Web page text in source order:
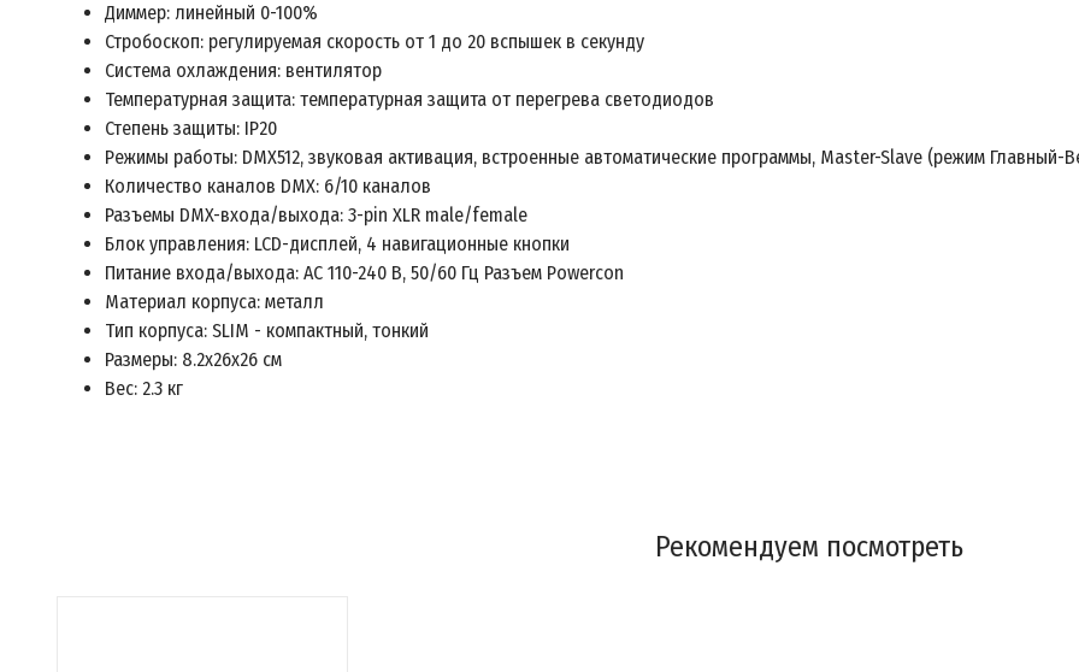
Диммер: линейный 0-100%
Стробоскоп: регулируемая скорость от 1 до 20 вспышек в секунду
Система охлаждения: вентилятор
Температурная защита: температурная защита от перегрева светодиодов
Степень защиты: IP20
Режимы работы: DMX512, звуковая активация, встроенные автоматические программы, Master-Slave (режим Главный-
Количество каналов DMX: 6/10 каналов
Разъемы DMX-входа/выхода: 3-pin XLR male/female
Блок управления: LCD-дисплей, 4 навигационные кнопки
Питание входа/выхода: AC 110-240 В, 50/60 Гц Разъем Powercon
Материал корпуса: металл
Тип корпуса: SLIM - компактный, тонкий
Размеры: 8.2х26x26 см
Вес: 2.3 кг
Рекомендуем посмотреть